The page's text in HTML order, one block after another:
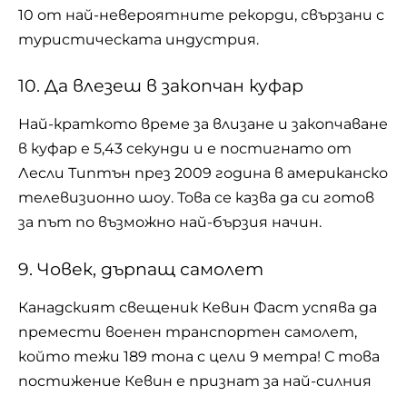
10 от най-невероятните рекорди, свързани с
туристическата индустрия.
10. Да влезеш в закопчан куфар
Най-краткото време за влизане и закопчаване
в куфар е 5,43 секунди и е постигнато от
Лесли Типтън през 2009 година в американско
телевизионно шоу. Това се казва да си готов
за път по възможно най-бързия начин.
9. Човек, дърпащ самолет
Канадският свещеник Кевин Фаст успява да
премести военен транспортен самолет,
който тежи 189 тона с цели 9 метра! С това
постижение Кевин е признат за най-силния